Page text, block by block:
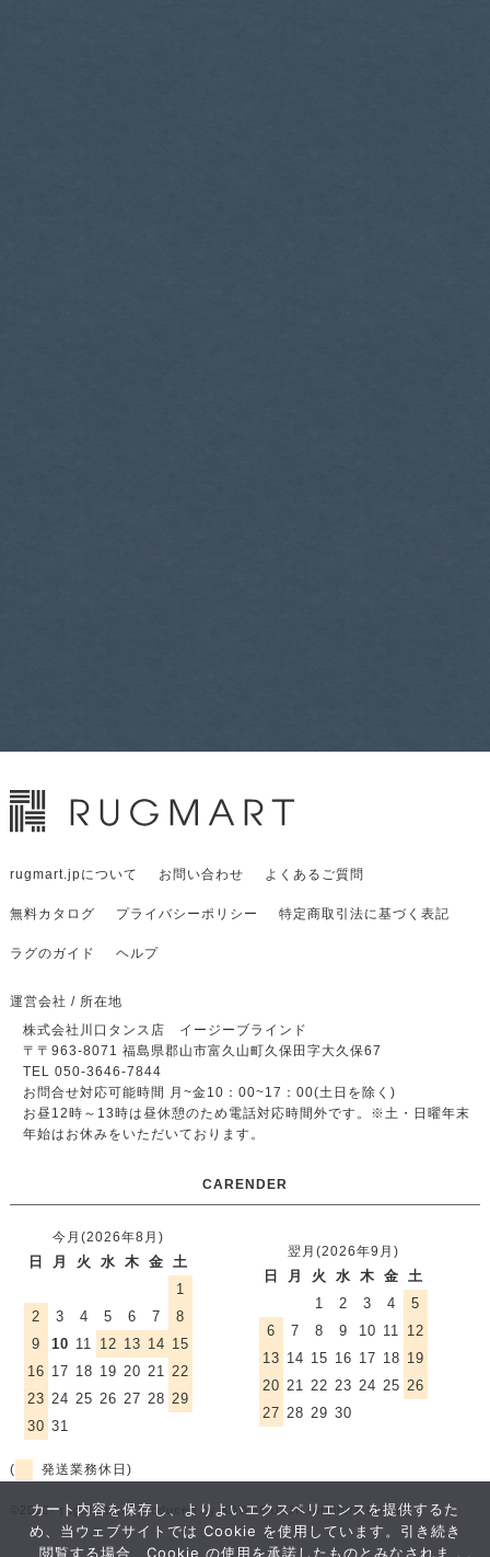
rugmart.jpについて お問い合わせ よくあるご質問
無料カタログ プライバシーポリシー 特定商取引法に基づく表記
ラグのガイド ヘルプ
運営会社 / 所在地
株式会社川口タンス店 イージーブラインド
〒 〒963-8071 福島県郡山市富久山町久保田字大久保67
TEL 050-3646-7844
お問合せ対応可能時間 月~金10：00~17：00(土日を除く)
お昼12時～13時は昼休憩のため電話対応時間外です。 ※土・日曜年末
年始はお休みをいただいております。
CARENDER
今月(2026年8月)
日 月 火 水 木 金 土
1
2
3 4 5 6 7
8
9
10 11 12 13 14 15
16 17 18 19 20 21 22
23 24 25 26 27 28 29
30 31
翌月(2026年9月)
日 月 火 水 木 金
土
1
2 3 4
5
6
7 8 9 10 11
12
13 14 15 16 17 18 19
20 21 22 23 24 25 26
27 28 29 30
( 発送業務休日)
©2012- rugmart.jp / produced by KAWAGUCHI furniture Co.,ltd.
カート内容を保存し、よりよいエクスペリエンスを提供するた
め、当ウェブサイトでは Cookie を使用しています。引き続き
閲覧する場合、Cookie の使用を承諾したものとみなされま